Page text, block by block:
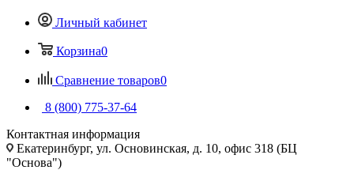
Личный кабинет
Корзина0
Сравнение товаров0
8 (800) 775-37-64
Контактная информация
Екатеринбург, ул. Основинская, д. 10, офис 318 (БЦ
"Основа")